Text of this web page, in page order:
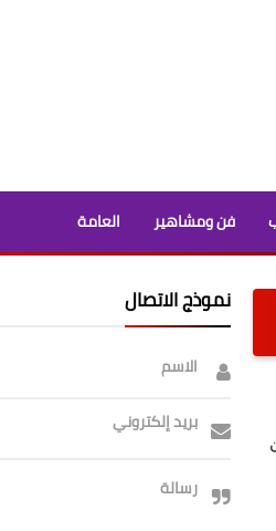
فن ومشاهير العامة
نموذج الاتصال
الاسم
بريد إلكتروني
رسالة